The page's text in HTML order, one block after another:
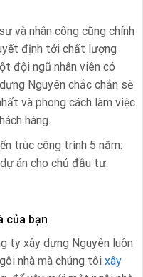
và nhân công cũng chính
định tới chất lượng
đội ngũ nhân viên có
Nguyên chắc chắn sẽ
và phong cách làm việc
hàng.
trúc công trình 5 năm:
án cho chủ đầu tư.
của bạn
ty xây dựng Nguyên luôn
nhà mà chúng tôi xây